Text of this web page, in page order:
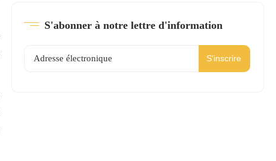
S'abonner à notre lettre d'information
S'inscrire